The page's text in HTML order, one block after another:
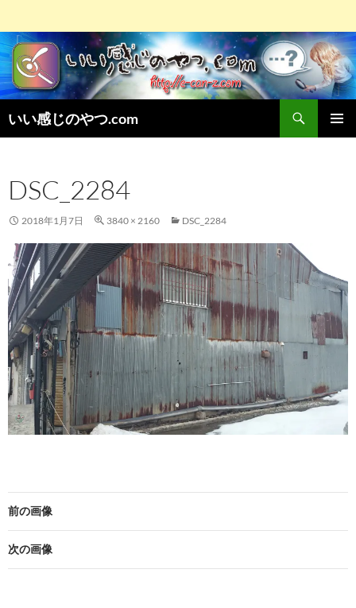
いい感じのやつ.com
索
ン
ツ
へ
キ
ッ
プ
DSC_2284
2018年1月7日 3840 × 2160 DSC_2284
前の画像
次の画像